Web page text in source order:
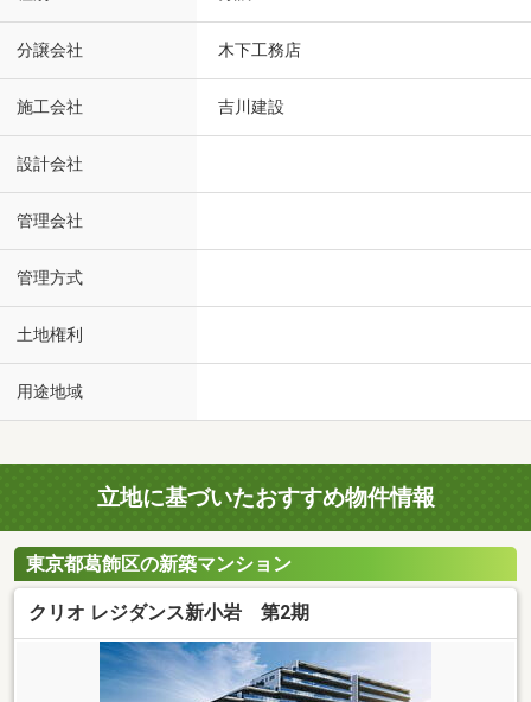
分譲会社 木下工務店
施工会社 吉川建設
設計会社
管理会社
管理方式
土地権利
用途地域
立地に基づいたおすすめ物件情報
東京都葛飾区の新築マンション
クリオ レジダンス新小岩 第2期